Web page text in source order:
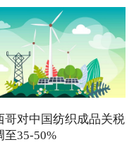
哥对中国纺织成品关税
至35-50%